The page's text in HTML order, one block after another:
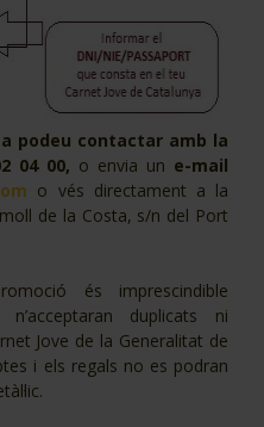
podeu contactar amb la
04 00, o envia un e-mail
o vés directament a la
de la Costa, s/n del Port
és imprescindible
duplicats ni
Jove de la Generalitat de
i els regals no es podran